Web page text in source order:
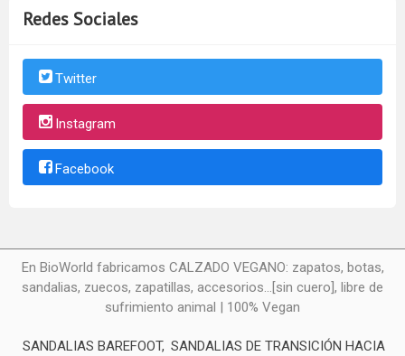
Redes Sociales
Twitter
Instagram
Facebook
En BioWorld fabricamos CALZADO VEGANO: zapatos, botas,
sandalias, zuecos, zapatillas, accesorios...[sin cuero], libre de
sufrimiento animal | 100% Vegan
SANDALIAS BAREFOOT SANDALIAS DE TRANSICIÓN HACIA